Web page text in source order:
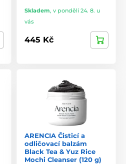
Skladem, v pondělí 24. 8. u
vás
445 Kč
ARENCIA Čisticí a
odličovací balzám
Black Tea & Yuz Rice
Mochi Cleanser (120 g)